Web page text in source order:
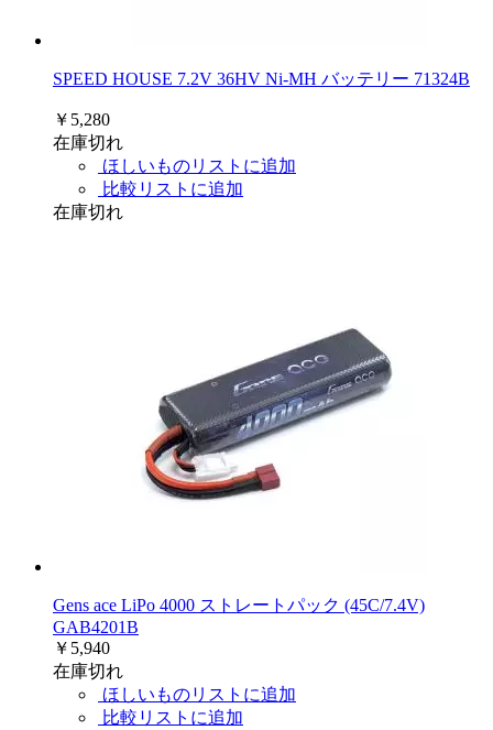
SPEED HOUSE 7.2V 36HV Ni-MH バッテリー 71324B
￥5,280
在庫切れ
ほしいものリストに追加
比較リストに追加
在庫切れ
Gens ace LiPo 4000 ストレートパック (45C/7.4V)
GAB4201B
￥5,940
在庫切れ
ほしいものリストに追加
比較リストに追加